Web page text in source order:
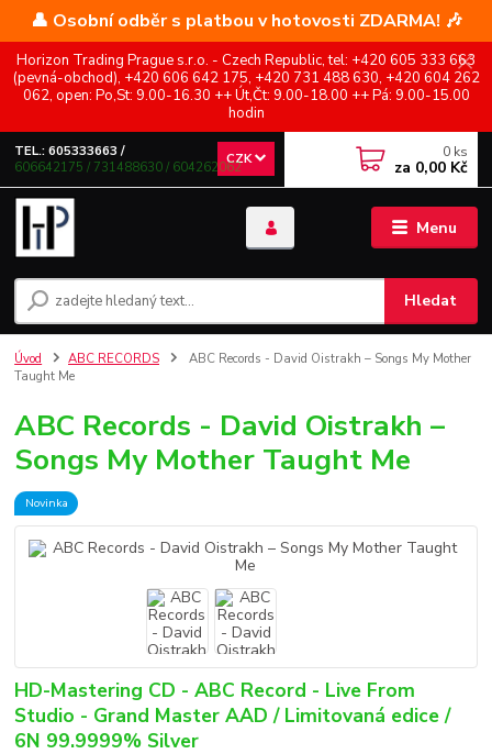
👤 Osobní odběr s platbou v hotovosti ZDARMA! 🎶
Horizon Trading Prague s.r.o. - Czech Republic, tel: +420 605 333 663
(pevná-obchod), +420 606 642 175, +420 731 488 630, +420 604 262
062, open: Po,St: 9.00-16.30 ++ Út,Čt: 9.00-18.00 ++ Pá: 9.00-15.00
hodin
Menu
CZK
Hledat
TEL.: 605333663 /
606642175 / 731488630 / 604262062
0 ks
za 0,00 Kč
Úvod ABC RECORDS
ABC Records - David Oistrakh – Songs My Mother
Taught Me
ABC Records - David Oistrakh –
Songs My Mother Taught Me
Novinka
HD-Mastering CD - ABC Record - Live From
Studio - Grand Master AAD / Limitovaná edice /
6N 99.9999% Silver